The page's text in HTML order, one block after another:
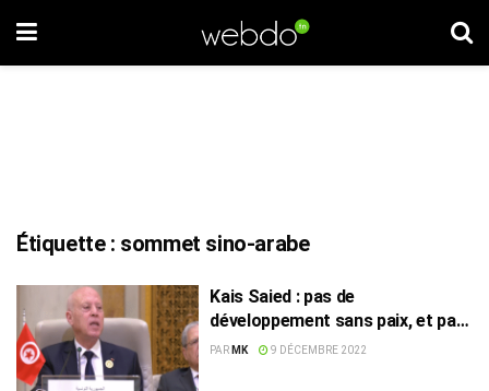
Étiquette : sommet sino-arabe
Kais Saied : pas de
développement sans paix, et pas
de paix sans développement
PAR MK 9 DÉCEMBRE 2022